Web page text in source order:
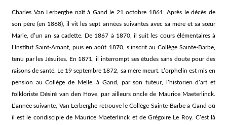
Charles Van Lerberghe naît à Gand le 21 octobre 1861. Après le décès de
son père (en 1868), il vit les sept années suivantes avec sa mère et sa sœur
Marie, d’un an sa cadette. De 1867 à 1870, il suit les cours élémentaires à
l’Institut Saint-Amant, puis en août 1870, s’inscrit au Collège Sainte-Barbe,
tenu par les Jésuites. En 1871, il interrompt ses études sans doute pour des
raisons de santé. Le 19 septembre 1872, sa mère meurt. L’orphelin est mis en
pension au Collège de Melle, à Gand, par son tuteur, l’historien d’art et
folkloriste Désiré van den Hove, par ailleurs oncle de Maurice Maeterlinck.
L’année suivante, Van Lerberghe retrouve le Collège Sainte-Barbe à Gand où
il est le condisciple de Maurice Maeterlinck et de Grégoire Le Roy. C’est là